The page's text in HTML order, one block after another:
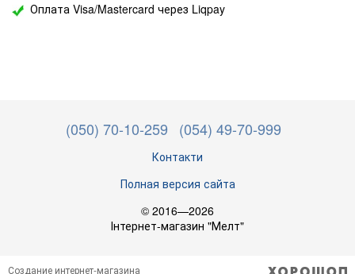
Оплата Visa/Mastercard через Liqpay
(050) 70-10-259 (054) 49-70-999
Контакти
Полная версия сайта
© 2016—2026
Інтернет-магазин "Мелт"
Создание интернет-магазина